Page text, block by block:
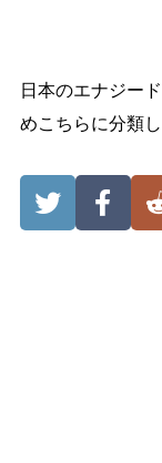
日本のエナジー
めこちらに分類し